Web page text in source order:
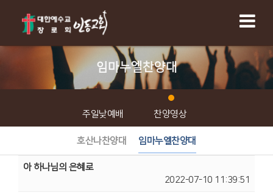
임마누엘찬양대
주일낮예배 찬양영상
호산나찬양대 임마누엘찬양대
아 하나님의 은혜로
2022-07-10 11:39:51